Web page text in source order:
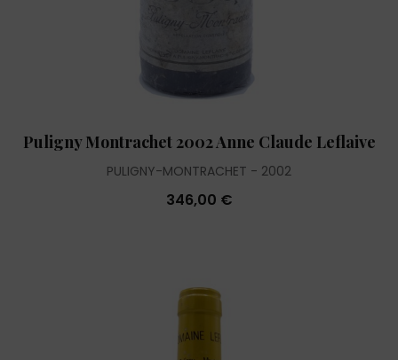
Puligny Montrachet 2002 Anne Claude Leflaive
PULIGNY-MONTRACHET 2002
346,00 €